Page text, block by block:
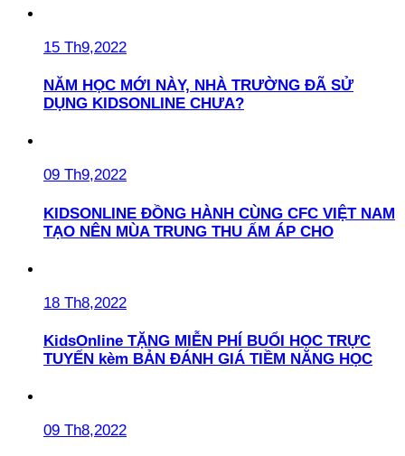
15 Th9,2022
NĂM HỌC MỚI NÀY, NHÀ TRƯỜNG ĐÃ SỬ
DỤNG KIDSONLINE CHƯA?
09 Th9,2022
KIDSONLINE ĐỒNG HÀNH CÙNG CFC VIỆT NAM
TẠO NÊN MÙA TRUNG THU ẤM ÁP CHO
18 Th8,2022
KidsOnline TẶNG MIỄN PHÍ BUỔI HỌC TRỰC
TUYẾN kèm BẢN ĐÁNH GIÁ TIỀM NĂNG HỌC
09 Th8,2022